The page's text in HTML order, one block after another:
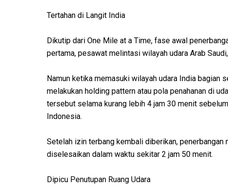
Tertahan di Langit India
Dikutip dari One Mile at a Time, fase awal
pertama, pesawat melintasi wilayah udara Arab
Namun ketika memasuki wilayah udara India bagian
melakukan holding pattern atau pola penahanan di
tersebut selama kurang lebih 4 jam 30 menit
Indonesia.
Setelah izin terbang kembali diberikan, penerbangan
diselesaikan dalam waktu sekitar 2 jam 50 menit.
Dipicu Penutupan Ruang Udara